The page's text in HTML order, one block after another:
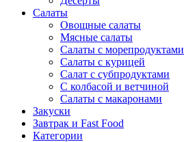
Салаты
Овощные салаты
Мясные салаты
Салаты с морепродуктами
Салаты с курицей
Салат с субпродуктами
С колбасой и ветчиной
Салаты с макаронами
Закуски
Завтрак и Fast Food
Категории